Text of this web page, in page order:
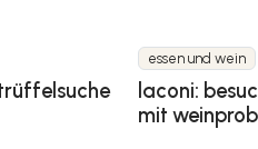
essen und wein
laconi:
mit